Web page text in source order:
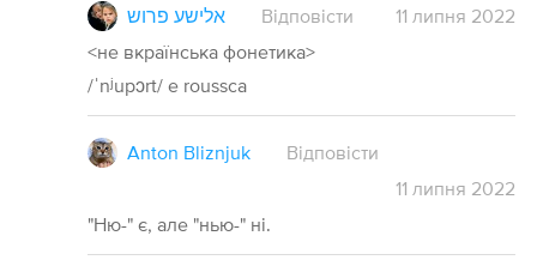
אלישע פרוש Відповісти 11 липня 2022
<не вкраїнська фонетика>
/ˈnʲupɔrt/ e roussca
Anton Bliznjuk
Відповісти
11 липня 2022
"Ню-" є, але "нью-" ні.